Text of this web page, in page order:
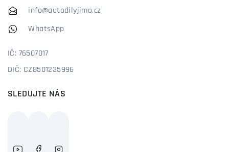
info@autodilyjimo.cz
WhatsApp
IČ: 76507017
DIČ: CZ8501235996
SLEDUJTE NÁS